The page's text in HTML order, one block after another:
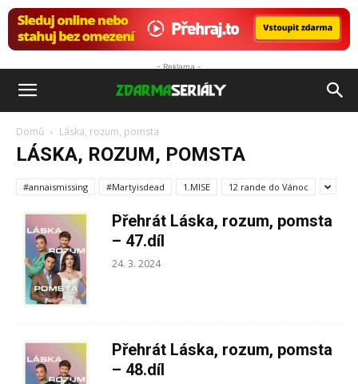
- Reklama -
ZdarmaSeriály.cz
Domů Láska, rozum, pomsta
LÁSKA, ROZUM, POMSTA
#annaismissing #Martyisdead 1.MISE 12 rande do Vánoc
Přehrát Láska, rozum, pomsta
– 47.díl
24. 3. 2024
Přehrát Láska, rozum, pomsta
– 48.díl